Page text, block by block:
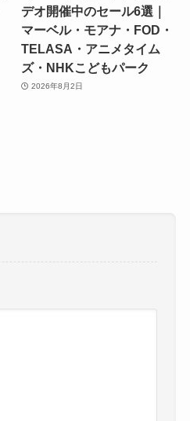
デオ開催中のセール6選｜
マーベル・モアナ・FOD・
TELASA・アニメタイム
ズ・NHKこどもパーク
2026年8月2日